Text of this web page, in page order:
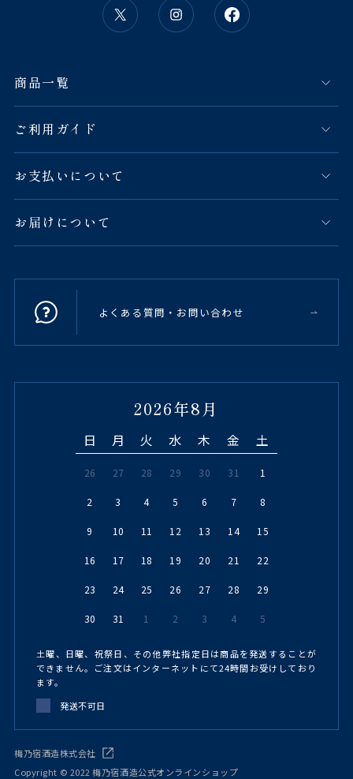
商品一覧
ご利用ガイド
お支払いについて
お届けについて
よくある質問・お問い合わせ
2026年8月
日 月 火 水 木 金 土
26 27 28 29 30 31 1
2 3 4 5 6 7 8
9 10 11 12 13 14 15
16 17 18 19 20 21 22
23 24 25 26 27 28 29
30 31 1 2 3 4 5
土曜、日曜、祝祭日、その他弊社指定日は商品を発送することが
できません。ご注文はインターネットにて24時間お受けしており
ます。
発送不可日
梅乃宿酒造株式会社
Copyright © 2022 梅乃宿酒造公式オンラインショップ